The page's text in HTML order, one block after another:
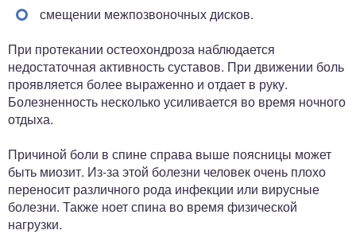
смещении межпозвоночных дисков.
При протекании остеохондроза наблюдается
недостаточная активность суставов. При движении боль
проявляется более выраженно и отдает в руку.
Болезненность несколько усиливается во время ночного
отдыха.
Причиной боли в спине справа выше поясницы может
быть миозит. Из-за этой болезни человек очень плохо
переносит различного рода инфекции или вирусные
болезни. Также ноет спина во время физической
нагрузки.